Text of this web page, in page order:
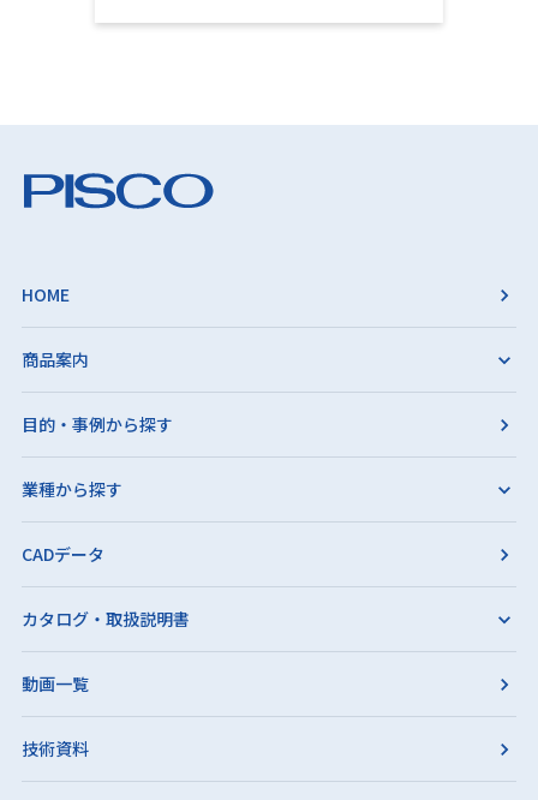
HOME
商品案内
目的・事例から探す
業種から探す
CADデータ
カタログ・取扱説明書
動画一覧
技術資料